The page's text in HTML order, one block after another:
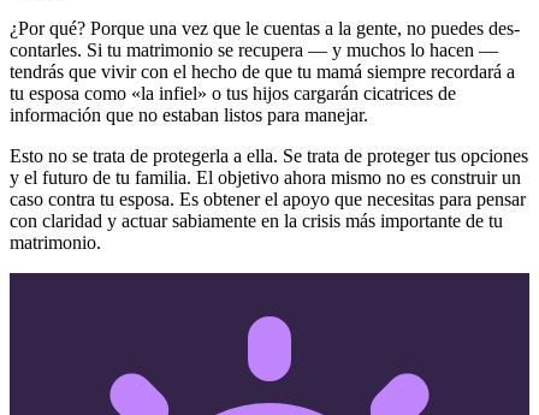
¿Por qué? Porque una vez que le cuentas a la gente, no puedes des-
contarles. Si tu matrimonio se recupera — y muchos lo hacen —
tendrás que vivir con el hecho de que tu mamá siempre recordará a
tu esposa como «la infiel» o tus hijos cargarán cicatrices de
información que no estaban listos para manejar.
Esto no se trata de protegerla a ella. Se trata de proteger tus opciones
y el futuro de tu familia. El objetivo ahora mismo no es construir un
caso contra tu esposa. Es obtener el apoyo que necesitas para pensar
con claridad y actuar sabiamente en la crisis más importante de tu
matrimonio.